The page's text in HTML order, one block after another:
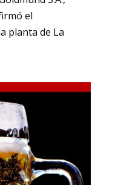
el
planta de La